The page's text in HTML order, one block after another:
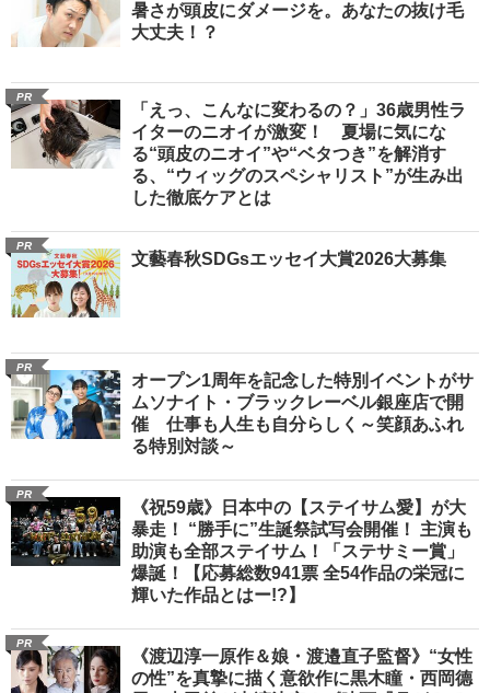
暑さが頭皮にダメージを。あなたの抜け毛
大丈夫！？
PR
「えっ、こんなに変わるの？」36歳男性ラ
イターのニオイが激変！ 夏場に気にな
る“頭皮のニオイ”や“ベタつき”を解消す
る、“ウィッグのスペシャリスト”が生み出
した徹底ケアとは
PR
文藝春秋SDGsエッセイ大賞2026大募集
PR
オープン1周年を記念した特別イベントがサ
ムソナイト・ブラックレーベル銀座店で開
催 仕事も人生も自分らしく～笑顔あふれ
る特別対談～
PR
《祝59歳》日本中の【ステイサム愛】が大
暴走！ “勝手に”生誕祭試写会開催！ 主演も
助演も全部ステイサム！「ステサミー賞」
爆誕！【応募総数941票 全54作品の栄冠に
輝いた作品とはー!?】
PR
《渡辺淳一原作＆娘・渡邉直子監督》“女性
の性”を真摯に描く意欲作に黒木瞳・西岡德